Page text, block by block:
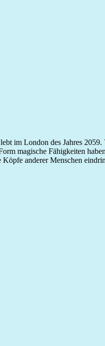
im London des Jahres 2059.
magische Fähigkeiten
anderer Menschen